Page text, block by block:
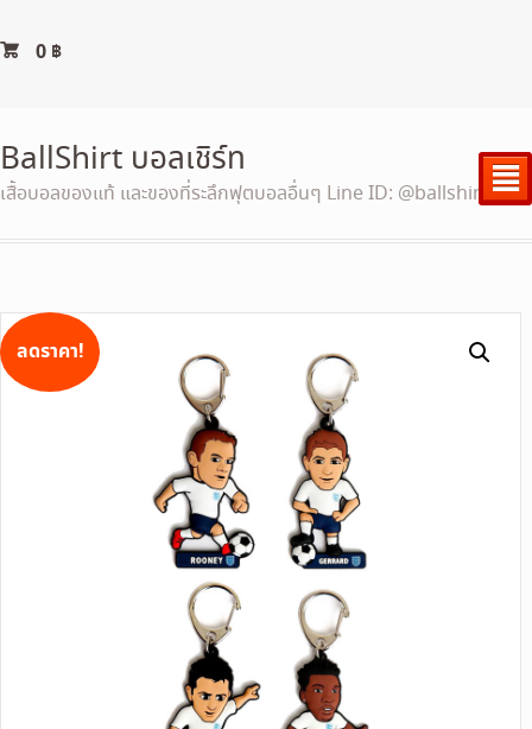
0 ฿
BallShirt บอลเชิร์ท
เสื้อบอลของแท้ และของที่ระลึกฟุตบอลอื่นๆ Line ID: @ballshirt²
ลดราคา!